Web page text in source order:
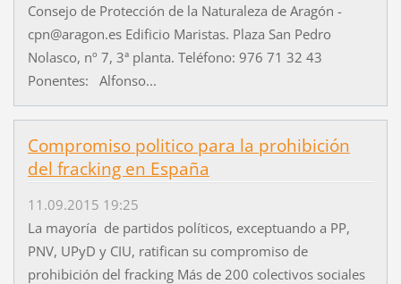
Consejo de Protección de la Naturaleza de Aragón -
cpn@aragon.es Edificio Maristas. Plaza San Pedro
Nolasco, nº 7, 3ª planta. Teléfono: 976 71 32 43
Ponentes: Alfonso...
Compromiso politico para la prohibición
del fracking en España
11.09.2015 19:25
La mayoría de partidos políticos, exceptuando a PP,
PNV, UPyD y CIU, ratifican su compromiso de
prohibición del fracking Más de 200 colectivos sociales